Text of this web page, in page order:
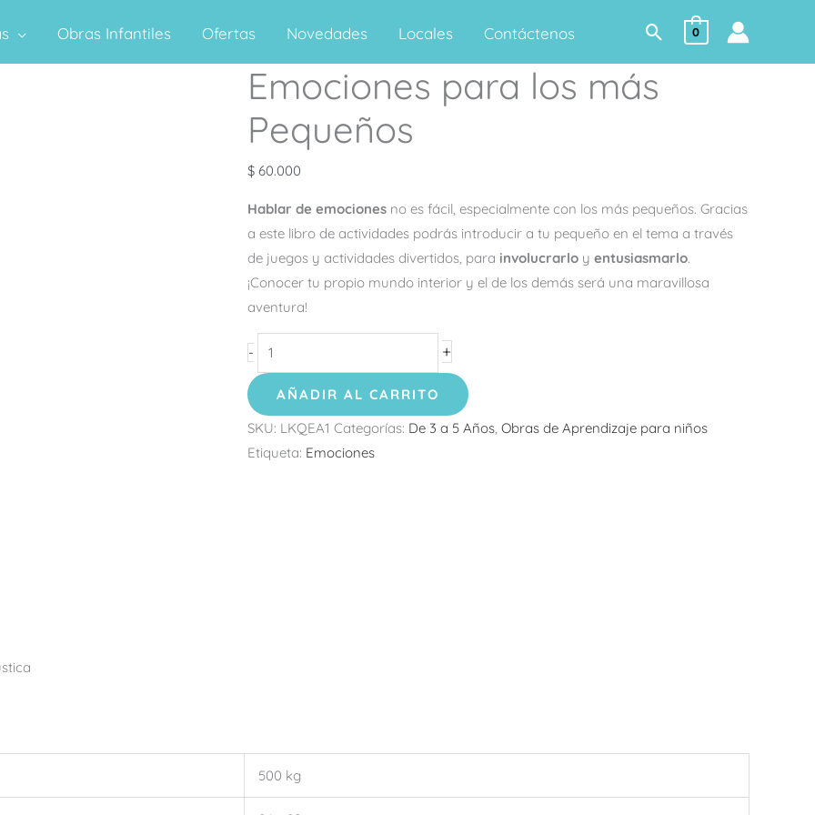
Obras Infantiles Ofertas Novedades Locales Contáctenos Buscar
0
Emociones para los más
Pequeños
$ 60.000
Hablar de emociones no es fácil, especialmente con los más pequeños. Gracias
a este libro de actividades podrás introducir a tu pequeño en el tema a través
de juegos y actividades divertidos, para involucrarlo y entusiasmarlo.
¡Conocer tu propio mundo interior y el de los demás será una maravillosa
aventura!
-
Emociones
para
los
más
Pequeños
+
AÑADIR AL CARRITO
SKU: LKQEA1 Categorías: De 3 a 5 Años Obras de Aprendizaje para niños
Etiqueta: Emociones
500 kg